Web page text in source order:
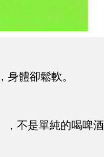
體卻鬆軟。
，不是單純的喝啤酒